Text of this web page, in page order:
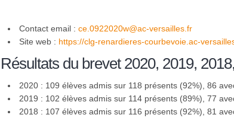
Contact email : ce.0922020w@ac-versailles.fr
Site web : https://clg-renardieres-courbevoie.ac-
Résultats du brevet 2020, 2019,
2020 : 109 élèves admis sur 118 présents (92%), 86
2019 : 102 élèves admis sur 114 présents (89%), 77
2018 : 107 élèves admis sur 116 présents (92%), 81